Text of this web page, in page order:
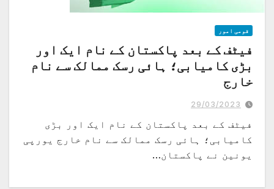
قومی امور
فیٹف کے بعد پاکستان کے نام ایک اور
بڑی کامیابی؛ ہائی رسک ممالک سے نام
خارج
ہے، وزیراعظم شہباز شریف کا ٹویٹ
29/03/2023
فیٹف کے بعد پاکستان کے نام ایک اور بڑی
کامیابی؛ ہائی رسک ممالک سے نام خارج یورپی
یونین نے پاکستان…